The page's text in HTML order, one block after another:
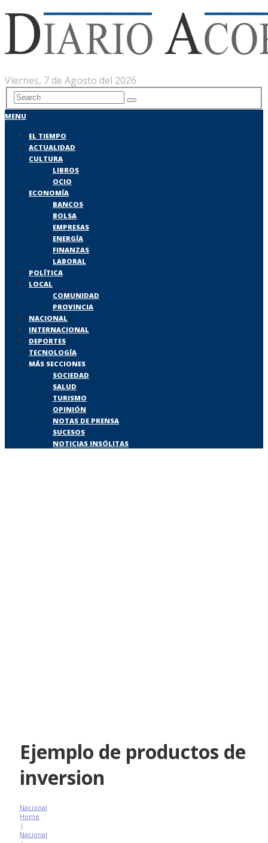
Viernes, 7 de Agosto del 2026
MENU
EL TIEMPO
ACTUALIDAD
CULTURA
LIBROS
OCIO
ECONOMÍA
BANCOS
BOLSA
EMPRESAS
ENERGÍA
FINANZAS
LABORAL
POLÍTICA
LOCAL
COMUNIDAD
PROVINCIA
NACIONAL
INTERNACIONAL
DEPORTES
TECNOLOGÍA
MÁS SECCIONES
SOCIEDAD
SALUD
TURISMO
OPINIÓN
NOTAS DE PRENSA
SUCESOS
NOTICIAS INSÓLITAS
Ejemplo de productos de
inversion
Nacional
Home
|
Nacional